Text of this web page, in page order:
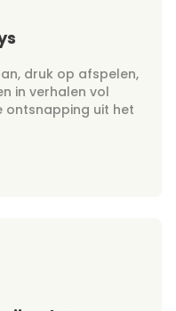
druk op afspelen,
in verhalen vol
ontsnapping uit het